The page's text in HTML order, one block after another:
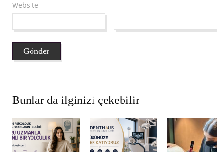
Website
Bunlar da ilginizi çekebilir